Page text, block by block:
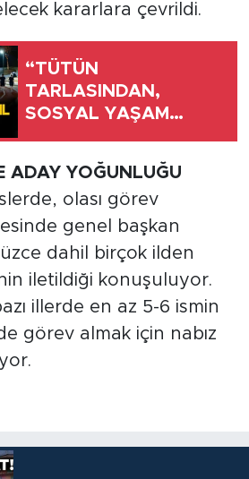
kararlara çevrildi.
“TÜTÜN
TARLASINDAN,
SOSYAL YAŞAM
SERÜVEN”
ADAY YOĞUNLUĞU
olası görev
genel başkan
dahil birçok ilden
iletildiği konuşuluyor.
illerde en az 5-6 ismin
görev almak için nabız